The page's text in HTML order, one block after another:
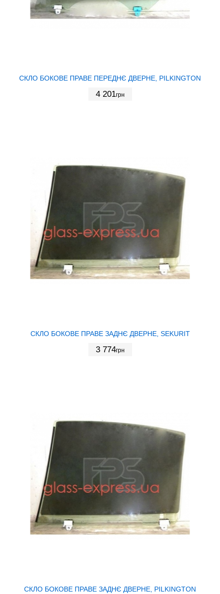
СКЛО БОКОВЕ ПРАВЕ ПЕРЕДНЄ ДВЕРНЕ, PILKINGTON
4 201грн
СКЛО БОКОВЕ ПРАВЕ ЗАДНЄ ДВЕРНЕ, SEKURIT
3 774грн
СКЛО БОКОВЕ ПРАВЕ ЗАДНЄ ДВЕРНЕ, PILKINGTON